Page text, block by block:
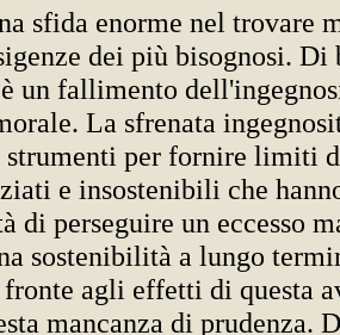
sfida enorme nel trovare
dei più bisognosi. Di
un fallimento
La sfrenata
strumenti per fornire limiti
e insostenibili che
di perseguire un eccesso
sostenibilità a lungo
agli effetti di questa
mancanza di prudenza.